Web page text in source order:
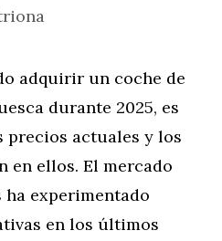
adquirir un coche de
durante 2025, es
precios actuales y los
en ellos. El mercado
experimentado
en los últimos